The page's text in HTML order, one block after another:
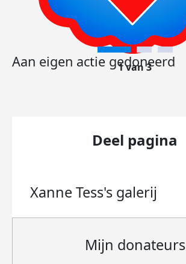
Aan eigen actie gedoneerd
1 van 3
Deel pagina
Xanne Tess's galerij
Mijn donateurs